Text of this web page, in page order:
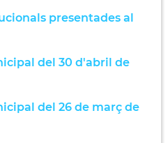
presentades al
del 30 d'abril de
del 26 de març de